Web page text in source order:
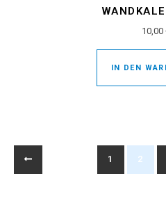
10,00
IN DEN
1 2